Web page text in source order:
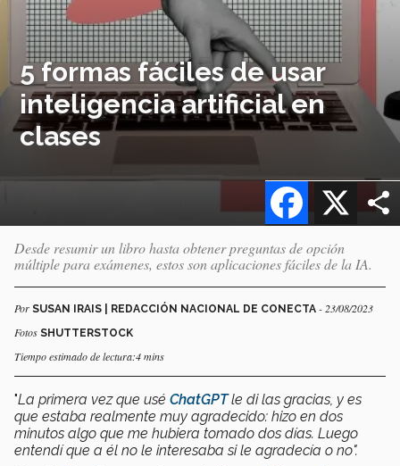
5 formas fáciles de usar
inteligencia artificial en
clases
X
Facebook
Desde resumir un libro hasta obtener preguntas de opción
múltiple para exámenes, estos son aplicaciones fáciles de la IA.
Por SUSAN IRAIS | REDACCIÓN NACIONAL DE CONECTA - 23/08/2023
Fotos SHUTTERSTOCK
Tiempo estimado de lectura:4 mins
"La primera vez que usé ChatGPTle di las gracias, y es
que estaba realmente muy agradecido: hizo en dos
minutos algo que me hubiera tomado dos días. Luego
entendí que a él no le interesaba si le agradecía o no".